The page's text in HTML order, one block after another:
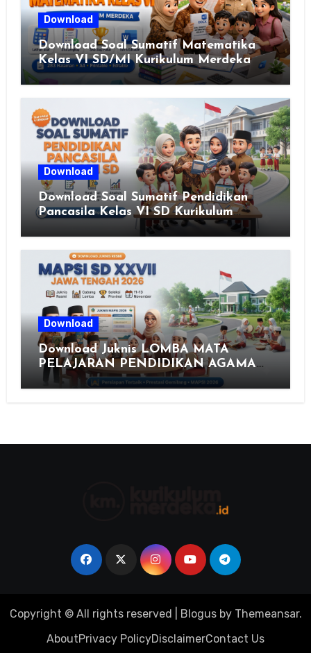
Download
Download Soal Sumatif Matematika
Kelas VI SD/MI Kurikulum Merdeka
Download
Download Soal Sumatif Pendidikan
Pancasila Kelas VI SD Kurikulum
Merdeka, Solusi Praktis Guru
Download
Download Juknis LOMBA MATA
PELAJARAN PENDIDIKAN AGAMA
ISLAM DAN SENI ISLAMI (MAPSI)
Copyright © All rights reserved Blogusby Themeansar.
AboutPrivacy PolicyDisclaimerContact Us